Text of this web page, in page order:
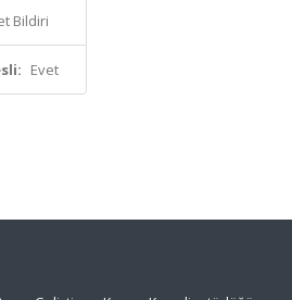
Bildiri
Evet